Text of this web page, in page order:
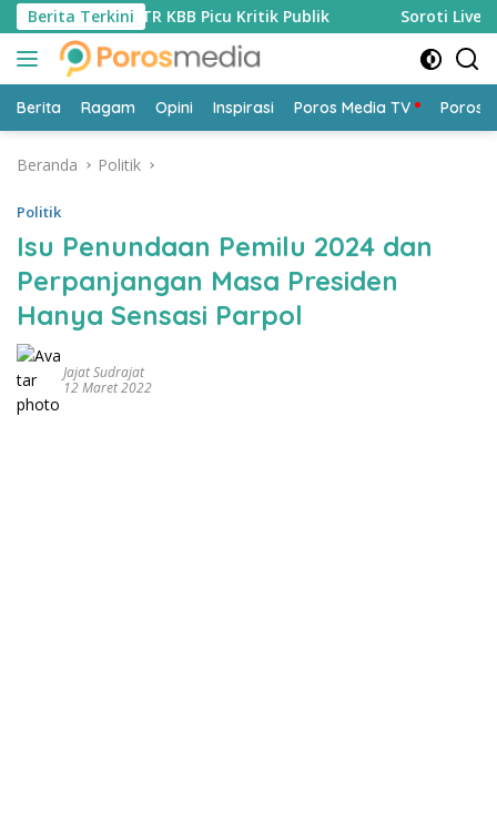
Langsung
ke
konten
Berita Terkini
PUTR KBB Picu Kritik Publik Soroti Live TikTok
Berita Ragam Opini Inspirasi Poros Media TV Poros
Beranda Politik
Politik
Isu Penundaan Pemilu 2024 dan
Perpanjangan Masa Presiden
Hanya Sensasi Parpol
Jajat Sudrajat
12 Maret 2022